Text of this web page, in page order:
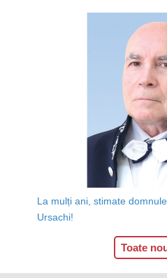
La mulți ani, stimate
Ursachi!
Toate